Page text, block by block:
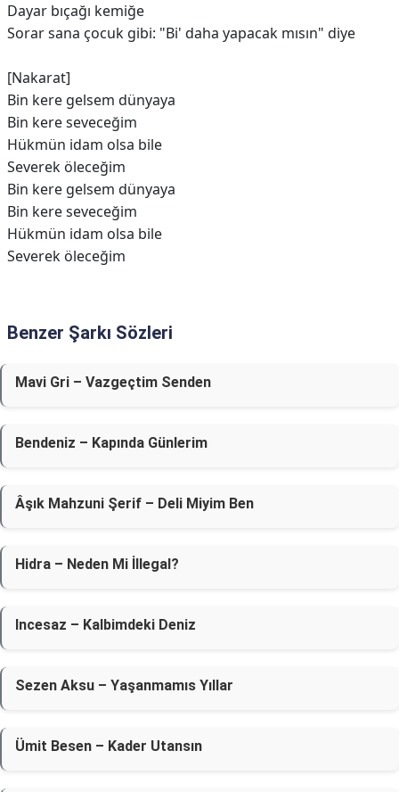
Dayar bıçağı kemiğe
Sorar sana çocuk gibi: "Bi' daha yapacak mısın" diye
[Nakarat]
Bin kere gelsem dünyaya
Bin kere seveceğim
Hükmün idam olsa bile
Severek öleceğim
Bin kere gelsem dünyaya
Bin kere seveceğim
Hükmün idam olsa bile
Severek öleceğim
Benzer Şarkı Sözleri
Mavi Gri – Vazgeçtim Senden
Bendeniz – Kapında Günlerim
Âşık Mahzuni Şerif – Deli Miyim Ben
Hidra – Neden Mi İllegal?
Incesaz – Kalbimdeki Deniz
Sezen Aksu – Yaşanmamıs Yıllar
Ümit Besen – Kader Utansın